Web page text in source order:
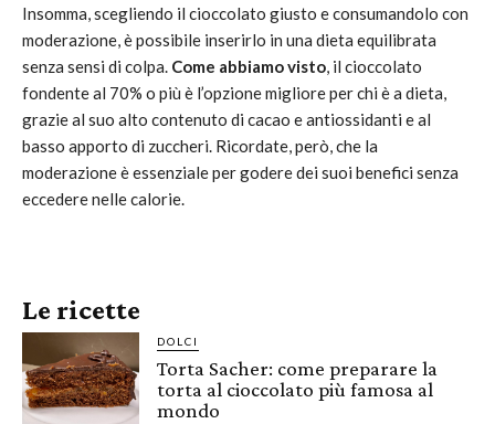
Insomma, scegliendo il cioccolato giusto e consumandolo con
moderazione, è possibile inserirlo in una dieta equilibrata
senza sensi di colpa. Come abbiamo visto, il cioccolato
fondente al 70% o più è l’opzione migliore per chi è a dieta,
grazie al suo alto contenuto di cacao e antiossidanti e al
basso apporto di zuccheri. Ricordate, però, che la
moderazione è essenziale per godere dei suoi benefici senza
eccedere nelle calorie.
Le ricette
DOLCI
Torta Sacher: come preparare la
torta al cioccolato più famosa al
mondo